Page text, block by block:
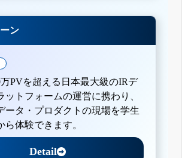
ン
万PVを超える日本最大級のIRデ
ットフォームの運営に携わり、
ータ・プロダクトの現場を学生
ら体験できます。
Detail